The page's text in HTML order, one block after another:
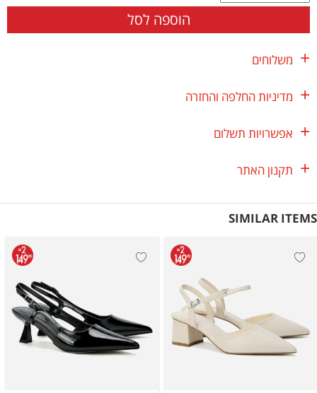
הוספה לסל
משלוחים
מדיניות החלפה והחזרה
אפשרויות תשלום
תקנון האתר
SIMILAR ITEMS